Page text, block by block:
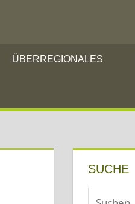
ÜBERREGIONALES
SUCHE
Suchen